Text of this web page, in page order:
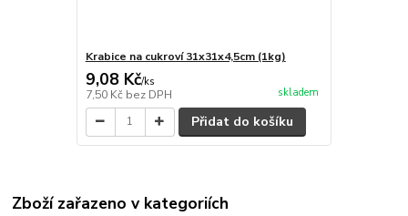
Krabice na cukroví 31x31x4,5cm (1kg)
9,08 Kč/ks
7,50 Kč bez DPH skladem
Přidat do košíku
Zboží zařazeno v kategoriích